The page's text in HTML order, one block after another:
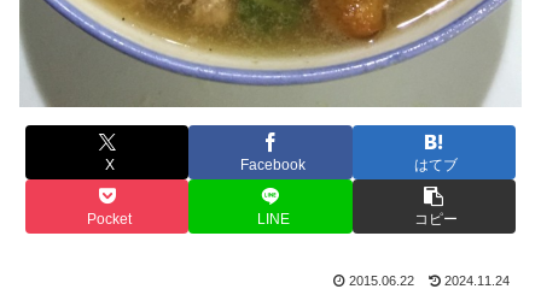
X Facebook はてブ
Pocket LINE コピー
2015.06.22 2024.11.24